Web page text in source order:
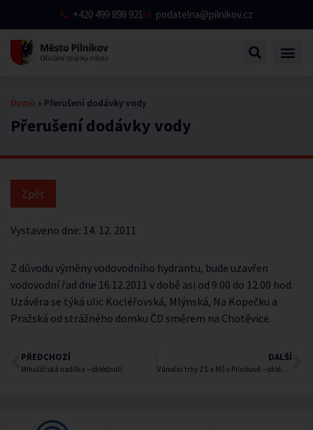
+420 499 898 921 podatelna@pilnikov.cz
Přerušení dodávky vody
Domů » Přerušení dodávky vody
Vystaveno dne: 14. 12. 2011
Z důvodu výměny vodovodního hydrantu, bude uzavřen
vodovodní řad dne 16.12.2011 v době asi od 9.00 do 12.00 hod.
Uzávěra se týká ulic Kocléřovská, Mlýnská, Na Kopečku a
Pražská od strážného domku ČD směrem na Chotěvice.
PŘEDCHOZÍ
Mikulášská nadílka – ohlédnutí
DALŠÍ
Vánoční trhy ZŠ a MŠ v Pilníkově – ohlédnutí